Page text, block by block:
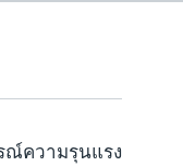
ณ์ความรุนแรง